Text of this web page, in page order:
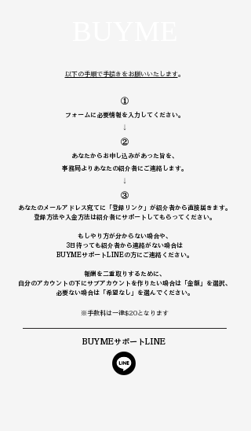
以下の手順で手続きをお願いいたします。
①
フォームに必要情報を入力してください。
↓
②
あなたからお申し込みがあった旨を、
事務局よりあなたの紹介者にご連絡します。
↓
③
あなたのメールアドレス宛てに「登録リンク」が紹介者から直接届きます。
登録方法や入金方法は紹介者にサポートしてもらってください。
もしやり方が分からない場合や、
3日待っても紹介者から連絡がない場合は
BUYMEサポートLINEの方にご連絡ください。
報酬を二重取りするために、
自分のアカウントの下にサブアカウントを作りたい場合は「金額」を選択、
必要ない場合は「希望なし」を選んでください。
※手数料は一律$20となります
BUYMEサポートLINE